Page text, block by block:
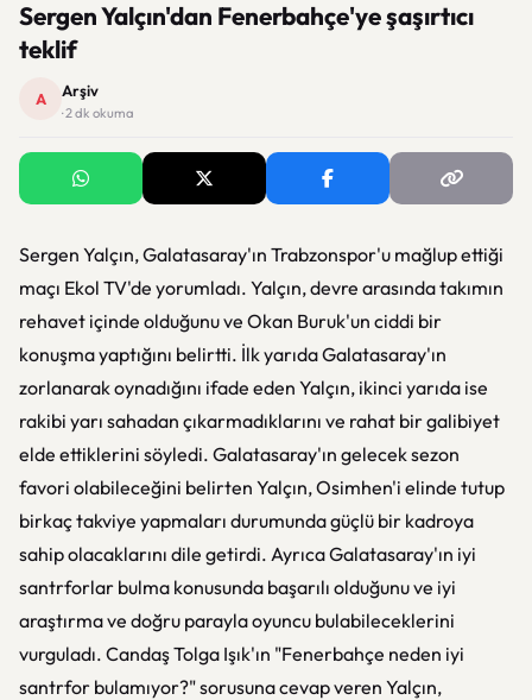
Sergen Yalçın'dan Fenerbahçe'ye şaşırtıcı
teklif
A Arşiv
· 2 dk okuma
Sergen Yalçın, Galatasaray'ın Trabzonspor'u mağlup ettiği
maçı Ekol TV'de yorumladı. Yalçın, devre arasında takımın
rehavet içinde olduğunu ve Okan Buruk'un ciddi bir
konuşma yaptığını belirtti. İlk yarıda Galatasaray'ın
zorlanarak oynadığını ifade eden Yalçın, ikinci yarıda ise
rakibi yarı sahadan çıkarmadıklarını ve rahat bir galibiyet
elde ettiklerini söyledi. Galatasaray'ın gelecek sezon
favori olabileceğini belirten Yalçın, Osimhen'i elinde tutup
birkaç takviye yapmaları durumunda güçlü bir kadroya
sahip olacaklarını dile getirdi. Ayrıca Galatasaray'ın iyi
santrforlar bulma konusunda başarılı olduğunu ve iyi
araştırma ve doğru parayla oyuncu bulabileceklerini
vurguladı. Candaş Tolga Işık'ın "Fenerbahçe neden iyi
santrfor bulamıyor?" sorusuna cevap veren Yalçın,